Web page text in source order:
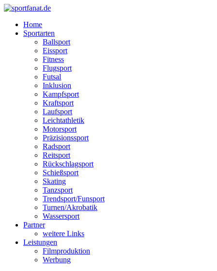
Zum
wechselnHome
Sportarten
Ballsport
Eissport
Fitness
Flugsport
Futsal
Inklusion
Kampfsport
Kraftsport
Laufsport
Leichtathletik
Motorsport
Präzisionssport
Radsport
Reitsport
Rückschlagsport
Schießsport
Skating
Tanzsport
Trendsport/Funsport
Turnen/Akrobatik
Wassersport
Partner
weitere Links
Leistungen
Filmproduktion
Werbung